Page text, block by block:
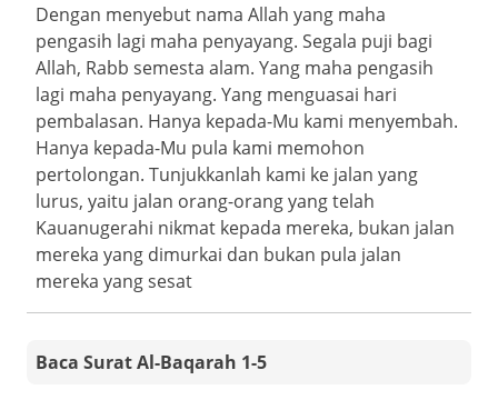
Dengan menyebut nama Allah yang maha
pengasih lagi maha penyayang. Segala puji bagi
Allah, Rabb semesta alam. Yang maha pengasih
lagi maha penyayang. Yang menguasai hari
pembalasan. Hanya kepada-Mu kami menyembah.
Hanya kepada-Mu pula kami memohon
pertolongan. Tunjukkanlah kami ke jalan yang
lurus, yaitu jalan orang-orang yang telah
Kauanugerahi nikmat kepada mereka, bukan jalan
mereka yang dimurkai dan bukan pula jalan
mereka yang sesat
Baca Surat Al-Baqarah 1-5